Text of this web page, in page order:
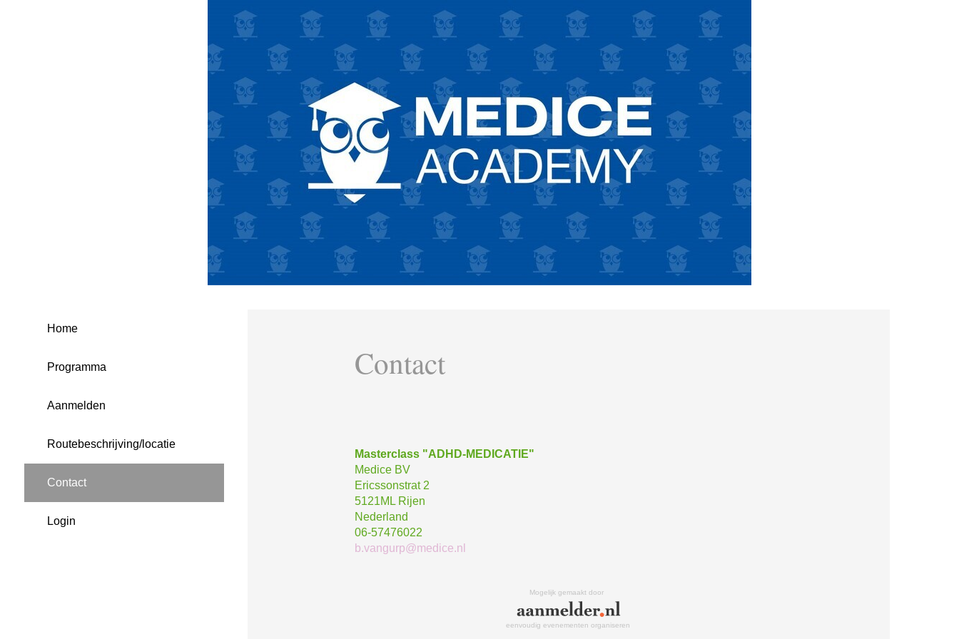
Home
Programma
Aanmelden
Routebeschrijving/locatie
Contact
Login
Contact
Masterclass "ADHD-MEDICATIE"
Medice BV
Ericssonstrat 2
5121ML Rijen
Nederland
06-57476022
b.vangurp@medice.nl
Mogelijk gemaakt door
eenvoudig evenementen organiseren